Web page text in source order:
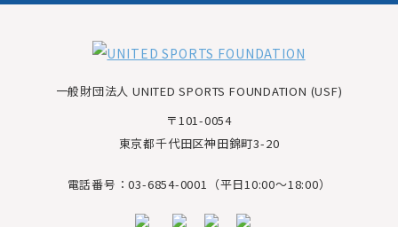
一般財団法人 UNITED SPORTS FOUNDATION (USF)
〒101-0054
東京都千代田区神田錦町3-20
電話番号：03-6854-0001（平日10:00～18:00）